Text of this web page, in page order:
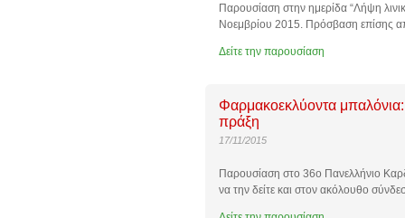
Παρουσίαση στην ημερίδα “Λήψη
Νοεμβρίου 2015. Πρόσβαση επίσης
Δείτε την παρουσίαση
Φαρμακοεκλύοντα
πράξη
17/11/2015
Παρουσίαση στο 36ο Πανελλήνιο
να την δείτε και στον ακόλουθο